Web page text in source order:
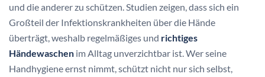
und die anderer zu schützen. Studien zeigen, dass sich ein
Großteil der Infektionskrankheiten über die Hände
überträgt, weshalb regelmäßiges und richtiges
Händewaschen im Alltag unverzichtbar ist. Wer seine
Handhygiene ernst nimmt, schützt nicht nur sich selbst,